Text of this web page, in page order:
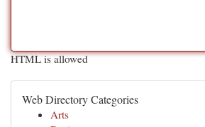
HTML is allowed
Web Directory Categories
Arts